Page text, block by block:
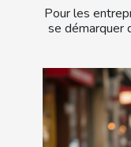
Pour les
se démarquer